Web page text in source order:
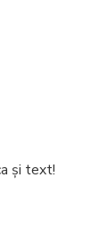
şi text!